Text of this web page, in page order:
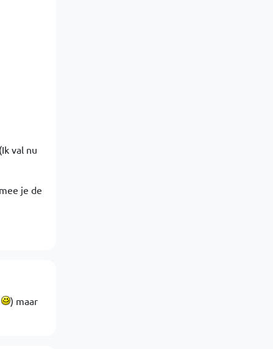
val nu
je de
) maar